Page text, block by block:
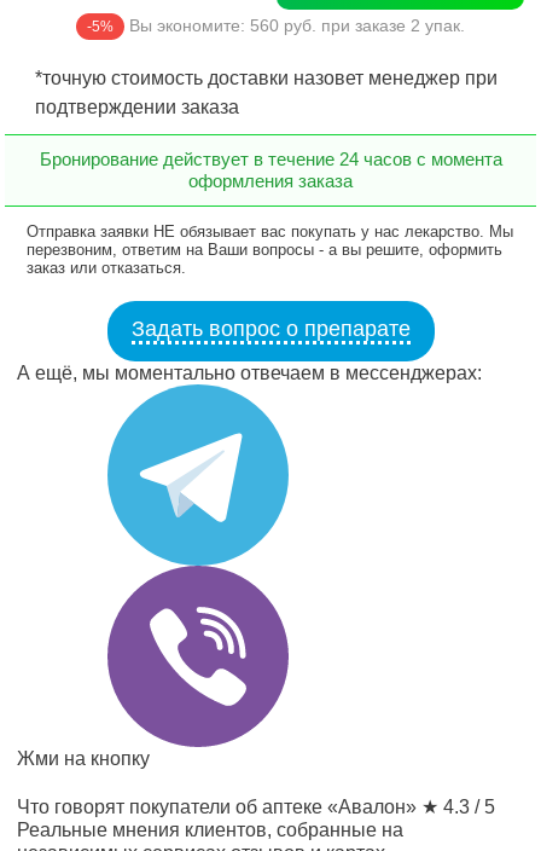
-5% Вы экономите: 560 руб. при заказе 2 упак.
*точную стоимость доставки назовет менеджер при
подтверждении заказа
Бронирование действует в течение 24 часов с момента
оформления заказа
Отправка заявки НЕ обязывает вас покупать у нас лекарство. Мы
перезвоним, ответим на Ваши вопросы - а вы решите, оформить
заказ или отказаться.
Задать вопрос о препарате
А ещё, мы моментально отвечаем в мессенджерах:
Жми на кнопку
Что говорят покупатели об аптеке «Авалон» ★ 4.3 / 5
Реальные мнения клиентов, собранные на